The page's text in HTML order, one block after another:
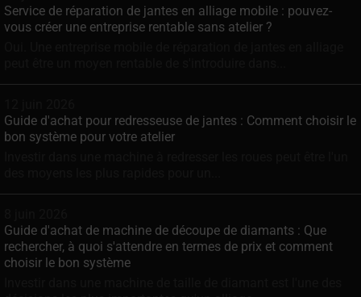
Service de réparation de jantes en alliage mobile : pouvez-
vous créer une entreprise rentable sans atelier ?
Guide d'achat pour redresseuse de jantes : Comment choisir le
bon système pour votre atelier
Guide d'achat de machine de découpe de diamants : Que
rechercher, à quoi s'attendre en termes de prix et comment
choisir le bon système